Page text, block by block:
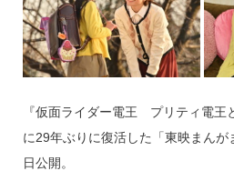
『仮面ライダー電王 プリティ電王
に29年ぶりに復活した「東映まん
日公開。